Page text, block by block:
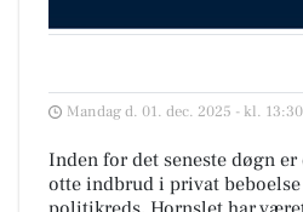
Mandag d. 01. dec. 2025 - kl. 13:30
Inden for det seneste døgn
otte indbrud i privat